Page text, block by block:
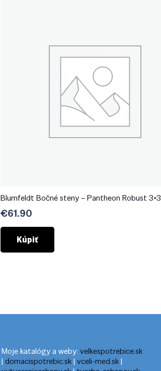
Blumfeldt Bočné steny – Pantheon Robust 3×3
€61.90
Kúpiť
Moje katalógy a weby:velkespotrebice.sk
|domacispotrebic.sk|vceli-med.sk|